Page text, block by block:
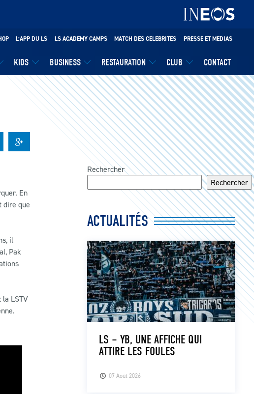
KIDS BUSINESS RESTAURATION CLUB CONTACT
L’APP DU LS LS ACADEMY CAMPS MATCH DES CELEBRITES PRESSE ET MEDIAS
En
dire que
il
Pak
LSTV
Rechercher
Rechercher
ACTUALITÉS
07 Août 2026
LS – YB, UNE AFFICHE QUI
ATTIRE LES FOULES